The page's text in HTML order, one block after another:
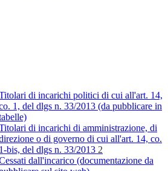
di incarichi politici di cui all'art. 14,
1, del dlgs n. 33/2013 (da pubblicare in
di incarichi di amministrazione, di
o di governo di cui all'art. 14, co.
1-bis, del dlgs n. 33/2013 2
dall'incarico (documentazione da